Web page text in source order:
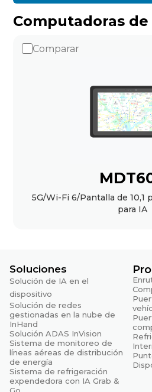
Computadoras
Comparar
5G/Wi-Fi 6/Pantalla de 10,1
para IA
Soluciones
Solución de IA en el
dispositivo
Solución de redes
gestionadas en la nube de
InHand
Solución ADAS InVision
Sistema de monitoreo de
líneas aéreas de distribución
de energía
Sistema de refrigeración
expendedora con IA Grab &
Go